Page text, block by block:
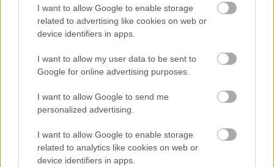
I want to allow Google to enable storage
related to advertising like cookies on web or
device identifiers in apps.
I want to allow my user data to be sent to
Google for online advertising purposes.
I want to allow Google to send me
personalized advertising.
I want to allow Google to enable storage
related to analytics like cookies on web or
device identifiers in apps.
A tartós nyári hőség jelentős kihívás elé állítja a KM Építőt,
ennek ellenére folyamatosan halad az aszfaltozás.
Paks II.: Mit jelent az 5. blokk új
mérföldköve a felülvizsgálat
árnyékában?
közelében lévő logisztikai bázis út- és
közműhálózatának fejlesztése